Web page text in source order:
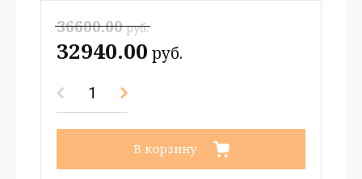
36600.00руб.
32940.00 руб.
В корзину